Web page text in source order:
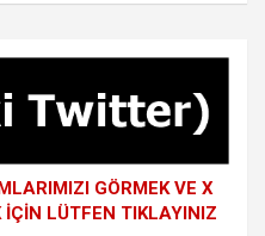
GÖRMEK VE X
LÜTFEN TIKLAYINIZ